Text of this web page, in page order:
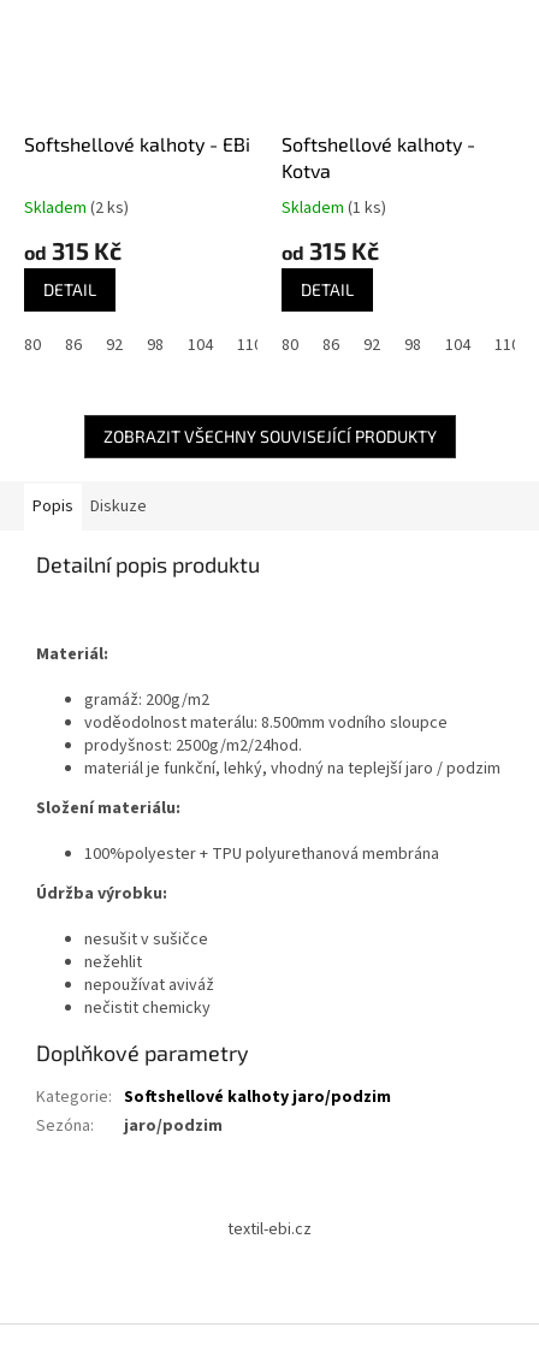
Softshellové kalhoty - EBi
Skladem (2 ks)
od 315 Kč
DETAIL
80 86 92 98 104 110 116 122 128 134 140
Softshellové kalhoty -
Kotva
Skladem (1 ks)
od 315 Kč
DETAIL
80 86 92 98 104 110
ZOBRAZIT VŠECHNY SOUVISEJÍCÍ PRODUKTY
Popis Diskuze
Detailní popis produktu
Materiál:
gramáž: 200g/m2
voděodolnost materálu: 8.500mm vodního sloupce
prodyšnost: 2500g/m2/24hod.
materiál je funkční, lehký, vhodný na teplejší jaro / podzim
Složení materiálu:
100%polyester + TPU polyurethanová membrána
Údržba výrobku:
nesušit v sušičce
nežehlit
nepoužívat aviváž
nečistit chemicky
Doplňkové parametry
Kategorie: Softshellové kalhoty jaro/podzim
Sezóna: jaro/podzim
í
textil-ebi.cz